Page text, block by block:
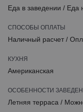
Еда в заведении / Еда
СПОСОБЫ ОПЛАТЫ
Наличный расчет /
КУХНЯ
Американская
ОСОБЕННОСТИ
Летняя терраса /